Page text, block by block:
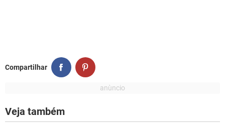
Compartilhar
Veja também